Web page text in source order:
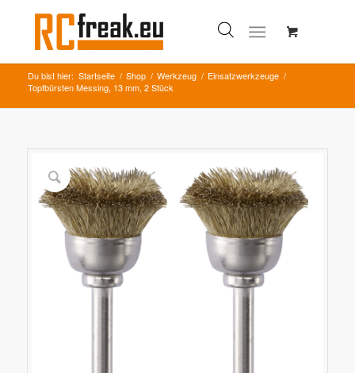
Du bist hier: Startseite / Shop / Werkzeug / Einsatzwerkzeuge /
Topfbürsten Messing, 13 mm, 2 Stück